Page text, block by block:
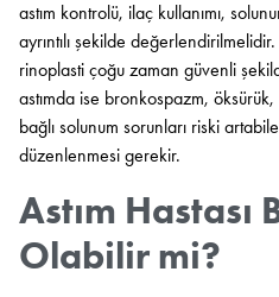
astım kontrolü, ilaç kullanımı,
ayrıntılı şekilde
rinoplasti çoğu zaman güvenli
astımda ise bronkospazm,
bağlı solunum sorunları riski
düzenlenmesi gerekir.
Astım Hastası
Olabilir mi?